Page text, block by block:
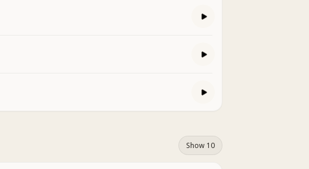
Show 10